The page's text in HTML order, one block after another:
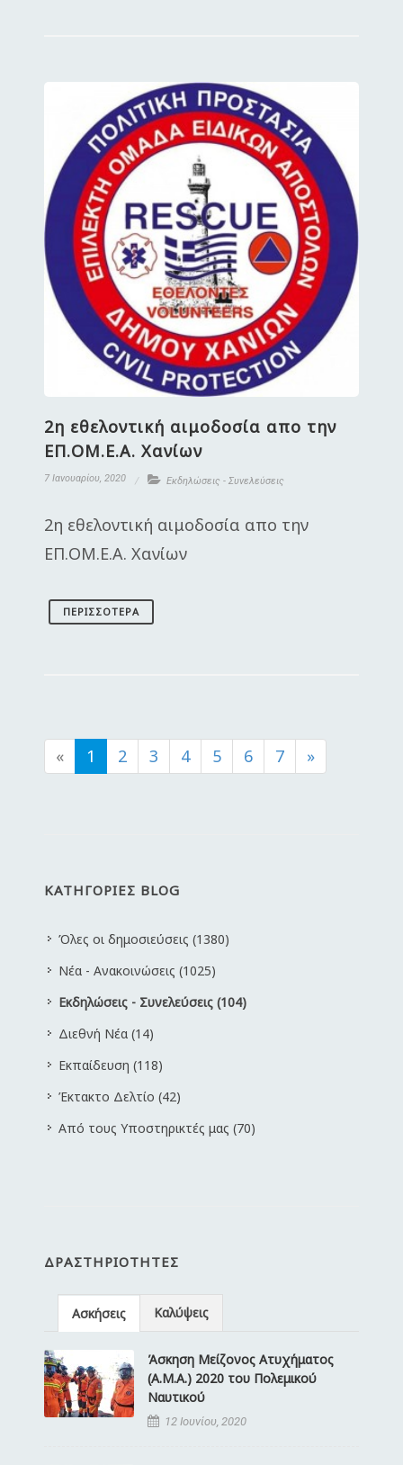
2η εθελοντική αιμοδοσία απο την
ΕΠ.ΟΜ.Ε.Α. Χανίων
7 Ιανουαρίου, 2020 Εκδηλώσεις - Συνελεύσεις
2η εθελοντική αιμοδοσία απο την
ΕΠ.ΟΜ.Ε.Α. Χανίων
ΠΕΡΙΣΣΌΤΕΡΑ
« 1 2 3 4 5 6 7 »
ΚΑΤΗΓΟΡΙΕΣ BLOG
Όλες οι δημοσιεύσεις (1380)
Νέα - Ανακοινώσεις (1025)
Εκδηλώσεις - Συνελεύσεις (104)
Διεθνή Νέα (14)
Εκπαίδευση (118)
Έκτακτο Δελτίο (42)
Από τους Υποστηρικτές μας (70)
ΔΡΑΣΤΗΡΙΌΤΗΤΕΣ
Ασκήσεις Καλύψεις
Άσκηση Μείζονος Ατυχήματος
(Α.Μ.Α.) 2020 του Πολεμικού
Ναυτικού
12 Ιουνίου, 2020